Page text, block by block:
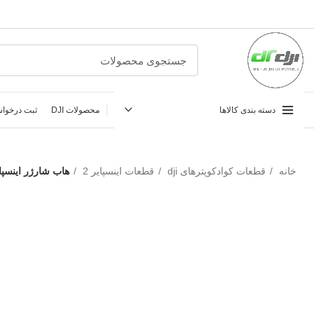
دسته بندی کالاها محصولات DJI ثبت
خانه قطعات کوادکوپترهای dji قطعات اینسپایر 2 هاب شارژر